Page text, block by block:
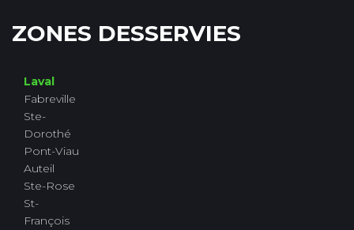
ZONES DESSERVIES
Laval
Fabreville
Ste-
Dorothé
Pont-Viau
Auteil
Ste-Rose
St-
François